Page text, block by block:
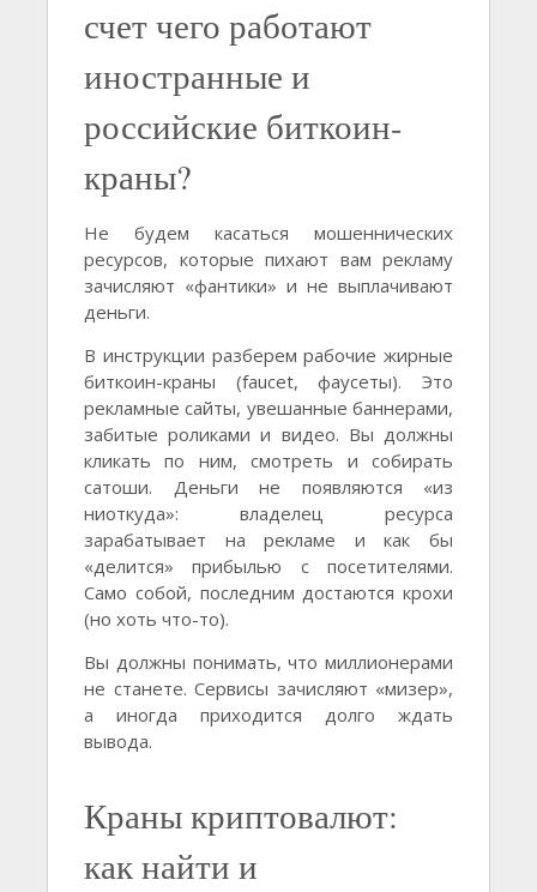
счет чего работают
иностранные и
российские биткоин-
краны?
Не будем касаться мошеннических
ресурсов, которые пихают вам рекламу
зачисляют «фантики» и не выплачивают
деньги.
В инструкции разберем рабочие жирные
биткоин-краны (faucet, фаусеты). Это
рекламные сайты, увешанные баннерами,
забитые роликами и видео. Вы должны
кликать по ним, смотреть и собирать
сатоши. Деньги не появляются «из
ниоткуда»: владелец ресурса
зарабатывает на рекламе и как бы
«делится» прибылью с посетителями.
Само собой, последним достаются крохи
(но хоть что-то).
Вы должны понимать, что миллионерами
не станете. Сервисы зачисляют «мизер»,
а иногда приходится долго ждать
вывода.
Краны криптовалют:
как найти и